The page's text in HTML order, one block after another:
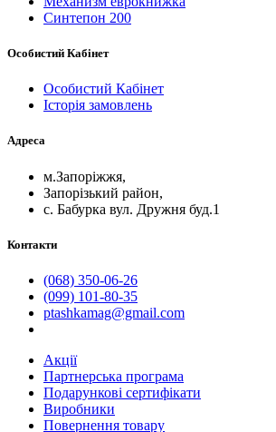
Синтепон 200
Особистий Кабінет
Особистий Кабінет
Історія замовлень
Адреса
м.Запоріжжя,
Запорізький район,
с. Бабурка вул. Дружня буд.1
Контакти
(068) 350-06-26
(099) 101-80-35
ptashkamag@gmail.com
Акції
Партнерська програма
Подарункові сертифікати
Виробники
Повернення товару